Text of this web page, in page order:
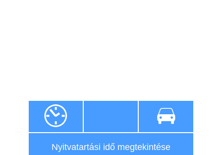
Nyitvatartási idő megtekintése